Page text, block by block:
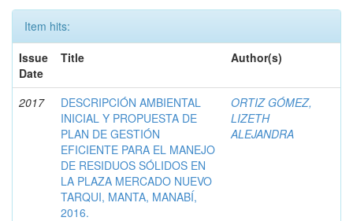
Item hits:
Issue
Date
Title Author(s)
2017
DESCRIPCIÓN AMBIENTAL
INICIAL Y PROPUESTA DE
PLAN DE GESTIÓN
EFICIENTE PARA EL MANEJO
DE RESIDUOS SÓLIDOS EN
LA PLAZA MERCADO NUEVO
TARQUI, MANTA, MANABÍ,
2016.
ORTIZ GÓMEZ,
LIZETH
ALEJANDRA